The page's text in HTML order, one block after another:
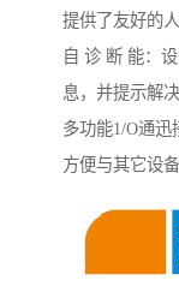
提供了友好的
自 诊 断 能：
息，并提示解
多功能1/O通迅
方便与其它设